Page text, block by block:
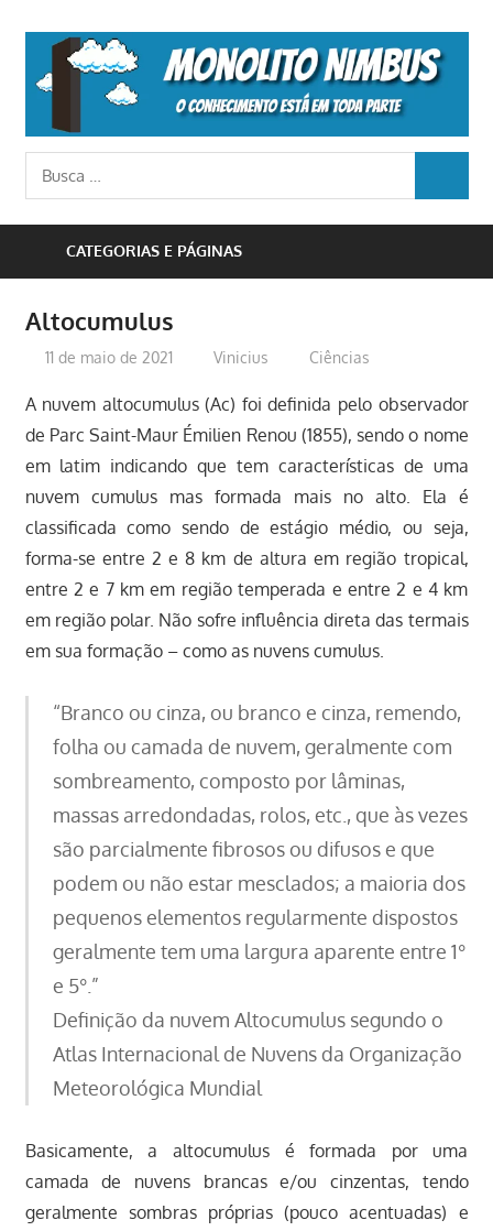
content
o
conhecimento
Busca
para:
CATEGORIAS E PÁGINAS
Altocumulus
11 de maio de 2021 Vinicius Ciências
A nuvem altocumulus (Ac) foi definida pelo observador
de Parc Saint-Maur Émilien Renou (1855), sendo o nome
em latim indicando que tem características de uma
nuvem cumulus mas formada mais no alto. Ela é
classificada como sendo de estágio médio, ou seja,
forma-se entre 2 e 8 km de altura em região tropical,
entre 2 e 7 km em região temperada e entre 2 e 4 km
em região polar. Não sofre influência direta das termais
em sua formação – como as nuvens cumulus.
“Branco ou cinza, ou branco e cinza, remendo,
folha ou camada de nuvem, geralmente com
sombreamento, composto por lâminas,
massas arredondadas, rolos, etc., que às vezes
são parcialmente fibrosos ou difusos e que
podem ou não estar mesclados; a maioria dos
pequenos elementos regularmente dispostos
geralmente tem uma largura aparente entre 1°
e 5°.”
Definição da nuvem Altocumulus segundo o
Atlas Internacional de Nuvens da Organização
Meteorológica Mundial
Basicamente, a altocumulus é formada por uma
camada de nuvens brancas e/ou cinzentas, tendo
geralmente sombras próprias (pouco acentuadas) e